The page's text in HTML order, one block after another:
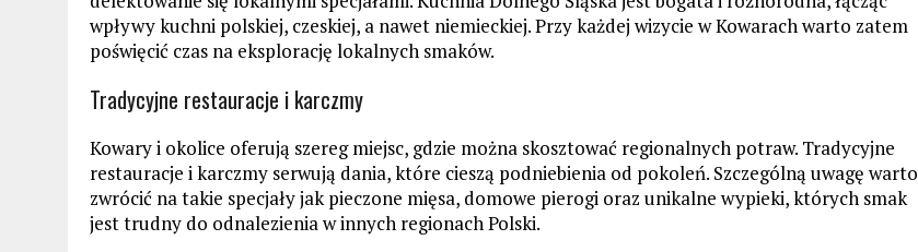
wpływy kuchni polskiej, czeskiej, a nawet niemieckiej. Przy każdej wizycie w Kowarach warto zatem
poświęcić czas na eksplorację lokalnych smaków.
Tradycyjne restauracje i karczmy
Kowary i okolice oferują szereg miejsc, gdzie można skosztować regionalnych potraw. Tradycyjne
restauracje i karczmy serwują dania, które cieszą podniebienia od pokoleń. Szczególną uwagę warto
zwrócić na takie specjały jak pieczone mięsa, domowe pierogi oraz unikalne wypieki, których smak
jest trudny do odnalezienia w innych regionach Polski.